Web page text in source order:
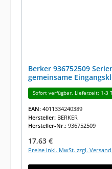
Berker 936752509
gemeinsame
Flow/Pure, Pw Gl.
Sofort verfügbar, Lieferzeit: 1-3
EAN: 4011334240389
Hersteller: BERKER
Hersteller-Nr.: 936752509
Regulärer Preis:
17,63 €
Preise inkl. MwSt. zzgl.